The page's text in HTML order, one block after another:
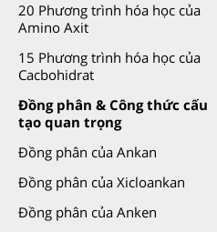
20 Phương trình hóa học của
Amino Axit
15 Phương trình hóa học của
Cacbohidrat
Đồng phân & Công thức cấu
tạo quan trọng
Đồng phân của Ankan
Đồng phân của Xicloankan
Đồng phân của Anken